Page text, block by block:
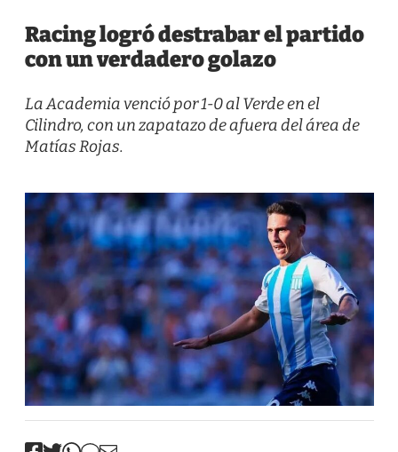
Racing logró destrabar el partido
con un verdadero golazo
La Academia venció por 1-0 al Verde en el
Cilindro, con un zapatazo de afuera del área de
Matías Rojas.